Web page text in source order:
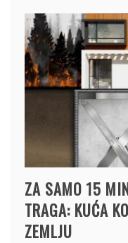
ZA SAMO 15
TRAGA: KUĆA
ZEMLJU